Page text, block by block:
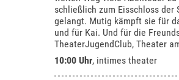
schließlich zum Eisschloss der
gelangt. Mutig kämpft sie für
und für Kai. Und für die
TheaterJugendClub, Theater
10:00 Uhr, intimes theater